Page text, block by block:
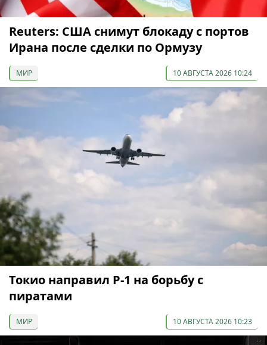
Reuters: США снимут блокаду с портов
Ирана после сделки по Ормузу
МИР 10 АВГУСТА 2026 10:24
Токио направил Р-1 на борьбу с
пиратами
МИР 10 АВГУСТА 2026 10:23